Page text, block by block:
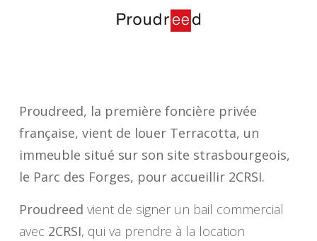
Proudreed, la première foncière privée
française, vient de louer Terracotta, un
immeuble situé sur son site strasbourgeois,
le Parc des Forges, pour accueillir 2CRSI.
Proudreed vient de signer un bail commercial
avec 2CRSI, qui va prendre à la location